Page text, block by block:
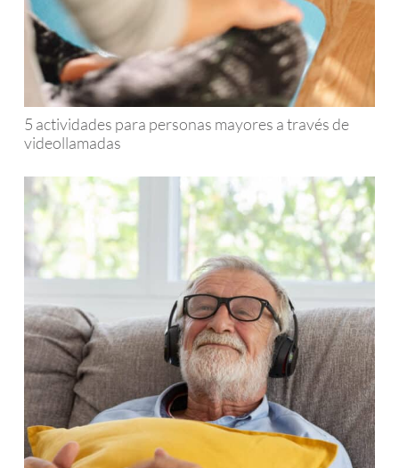
5 actividades para personas mayores a través de
videollamadas